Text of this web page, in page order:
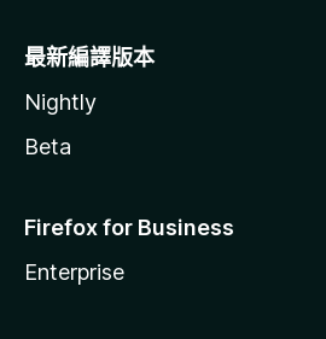
最新編譯版本
Nightly
Beta
Firefox for Business
Enterprise